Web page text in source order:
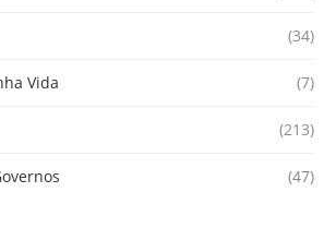
(34)
Vida (7)
(213)
(47)